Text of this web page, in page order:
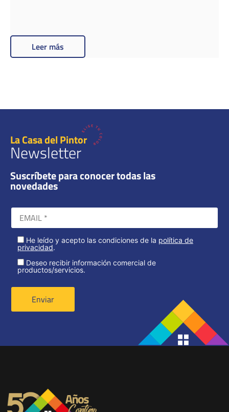
Leer más
La Casa del Pintor
Newsletter
Suscríbete para conocer todas las
novedades
He leído y acepto las condiciones de la política de
privacidad.
Deseo recibir información comercial de
productos/servicios.